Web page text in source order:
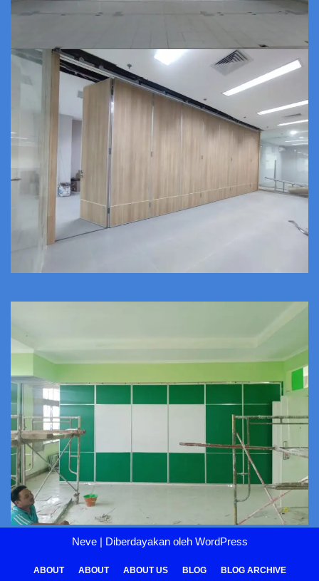
Neve| Diberdayakan oleh WordPress
ABOUT ABOUT ABOUT US BLOG BLOG ARCHIVE